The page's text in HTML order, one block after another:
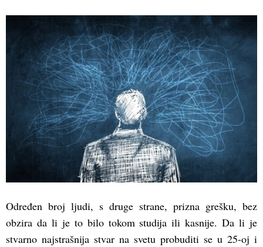
Određen broj ljudi, s druge strane, prizna grešku, bez
obzira da li je to bilo tokom studija ili kasnije. Da li je
stvarno najstrašnija stvar na svetu probuditi se u 25-oj i